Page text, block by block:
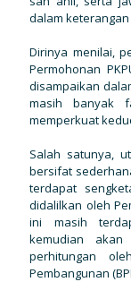
dalam keterangan
Dirinya menilai,
Permohonan
disampaikan
masih banyak
memperkuat
Salah satunya,
bersifat
terdapat
didalilkan oleh
ini masih
kemudian
perhitungan
Pembangunan